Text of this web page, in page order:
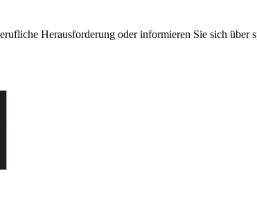
Herausforderung oder informieren Sie sich über